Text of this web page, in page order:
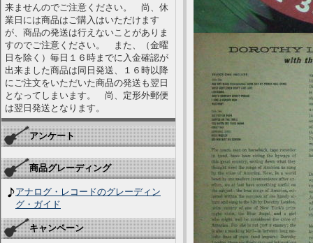
来ませんのでご注意ください。 尚、休
業日には商品はご購入はいただけます
が、商品の発送は行えないことがありま
すのでご注意ください。 また、（金曜
日を除く）毎日１６時までに入金確認が
出来ました商品は同日発送、１６時以降
にご注文をいただいた商品の発送も翌日
となってしまいます。 尚、定形外郵便
は翌日発送となります。
アンケート
商品グレーディング
アナログ・レコードのグレーディン
グ・ガイド
キャンペーン